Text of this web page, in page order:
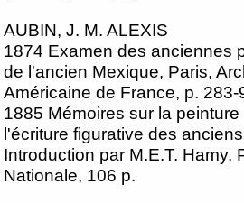
AUBIN, J. M. ALEXIS
1874 Examen des anciennes
de l'ancien Mexique, Paris,
Américaine de France, p. 283-
1885 Mémoires sur la
l'écriture figurative des
Introduction par M.E.T. Hamy,
Nationale, 106 p.